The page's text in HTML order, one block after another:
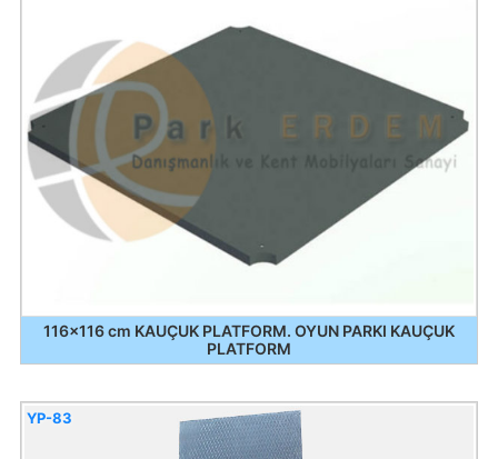
116x116 cm KAUÇUK PLATFORM. OYUN PARKI KAUÇUK
PLATFORM
YP-83